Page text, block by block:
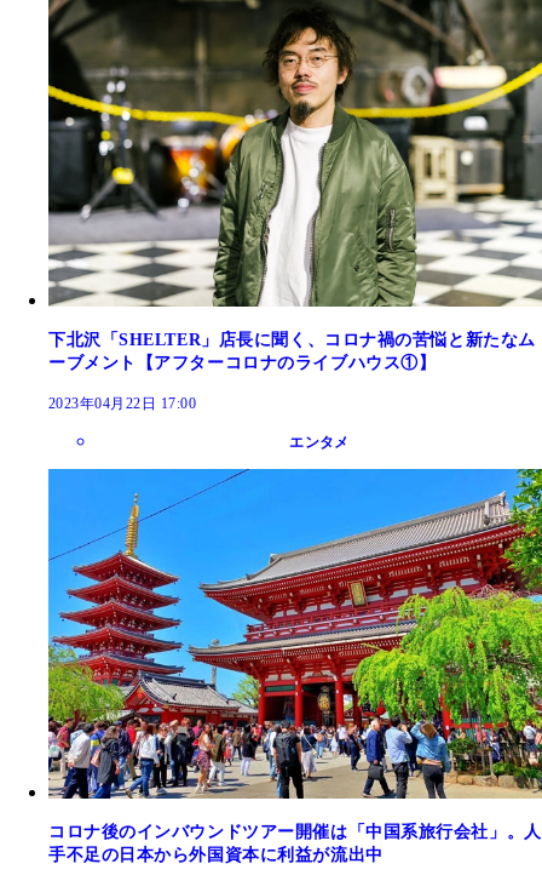
下北沢「SHELTER」店長に聞く、コロナ禍の苦悩と新たなム
ーブメント【アフターコロナのライブハウス①】
2023年04月22日 17:00
エンタメ
コロナ後のインバウンドツアー開催は「中国系旅行会社」。人
手不足の日本から外国資本に利益が流出中